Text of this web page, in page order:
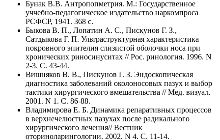
Бунак В.В. Антропопметрия. М.: Государственное
уччебно-педагогическое издательство наркомпроса
РСФСР, 1941. 368 с.
Быкова В. П., Лопатин А. С., Пискунов Г. З.,
Сатдыкова Г. П. Ультраструктурная характеристика
покровного эпителия слизистой оболочки носа при
хронических риносинуситах // Рос. ринология. 1996. N
2-3. C. 43-44.
Вишняков В. В., Пискунов Г. З. Эндоскопическая
диагностика заболеваний околоносовых пазух и выбор
тактики хирургического вмешательства // Мед. визуал.
2001. N 1. C. 86-88.
Владимирова Е. Б. Динамика репаративных процессов
в верхнечелюстных пазухах после радикального
хирургического лечения// Вестник
оториноларингологии. 2002. N 4. C. 11-14.